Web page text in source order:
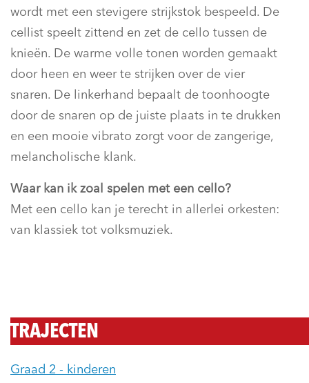
wordt met een stevigere strijkstok bespeeld. De
cellist speelt zittend en zet de cello tussen de
knieën. De warme volle tonen worden gemaakt
door heen en weer te strijken over de vier
snaren. De linkerhand bepaalt de toonhoogte
door de snaren op de juiste plaats in te drukken
en een mooie vibrato zorgt voor de zangerige,
melancholische klank.
Waar kan ik zoal spelen met een cello?
Met een cello kan je terecht in allerlei orkesten:
van klassiek tot volksmuziek.
TRAJECTEN
Graad 2 - kinderen